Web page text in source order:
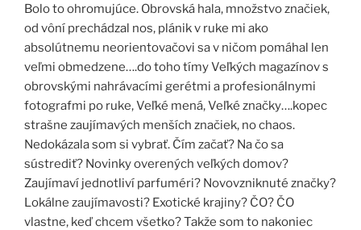
Bolo to ohromujúce. Obrovská hala, množstvo značiek,
od vôní prechádzal nos, plánik v ruke mi ako
absolútnemu neorientovačovi sa v ničom pomáhal len
veľmi obmedzene….do toho tímy Veľkých magazínov s
obrovskými nahrávacími gerétmi a profesionálnymi
fotografmi po ruke, Veľké mená, Veľké značky….kopec
strašne zaujímavých menších značiek, no chaos.
Nedokázala som si vybrať. Čím začať? Na čo sa
sústrediť? Novinky overených veľkých domov?
Zaujímaví jednotliví parfuméri? Novovzniknuté značky?
Lokálne zaujímavosti? Exotické krajiny? ČO? ČO
vlastne, keď chcem všetko? Takže som to nakoniec